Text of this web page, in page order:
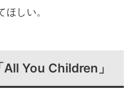
ほしい。
You Children」